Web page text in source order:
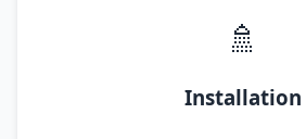
🚿
Installation